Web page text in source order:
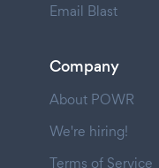
Email Blast
Company
About POWR
We're hiring!
Terms of Service